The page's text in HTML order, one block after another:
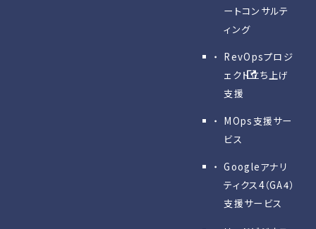
ートコンサルテ
ィング
RevOpsプロジ
ェクト立ち上げ
支援
MOps支援サー
ビス
Googleアナリ
ティクス4（GA4）
支援サービス